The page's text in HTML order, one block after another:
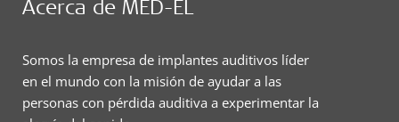
Acerca de MED-EL
Somos la empresa de implantes auditivos líder
en el mundo con la misión de ayudar a las
personas con pérdida auditiva a experimentar la